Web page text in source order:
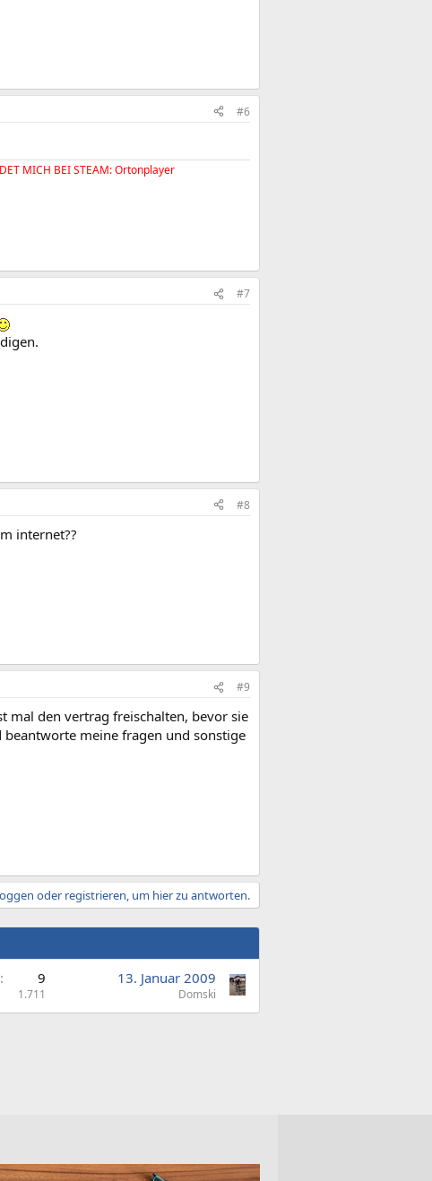
#6
MICH BEI STEAM: Ortonplayer​
#7
#8
internet??
#9
mal den vertrag freischalten, bevor sie
meine fragen und sonstige
oder registrieren, um hier zu antworten.
9
1.711
13. Januar 2009
Domski